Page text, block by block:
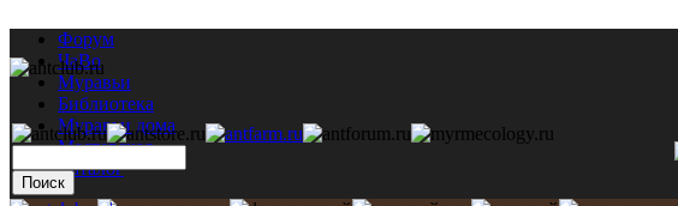
Форум
ЧаВо
Муравьи
Библиотека
Муравьи дома
Мастерская
Каталог